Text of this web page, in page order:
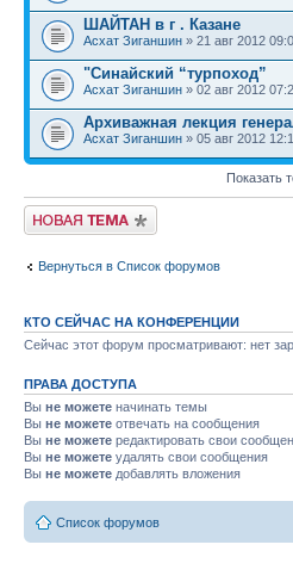
ШАЙТАН в г . Казане
Асхат Зиганшин » 21 авг 2012
"Синайский “турпоход”
Асхат Зиганшин » 02 авг 2012
Архиважная лекция
Асхат Зиганшин » 05 авг 2012
Показать
Новая тема
Вернуться в Список форумов
КТО СЕЙЧАС НА КОНФЕРЕНЦИИ
Сейчас этот форум просматривают: нет
ПРАВА ДОСТУПА
Вы не можете начинать темы
Вы не можете отвечать на сообщения
Вы не можете редактировать свои
Вы не можете удалять свои сообщения
Вы не можете добавлять вложения
Список форумов